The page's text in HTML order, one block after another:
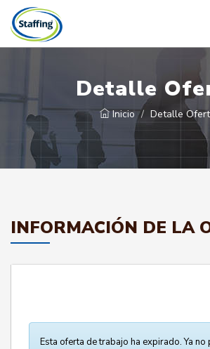
Detalle
Inicio Detalle
INFORMACIÓN DE LA
Esta oferta de trabajo ha expirado. Ya no